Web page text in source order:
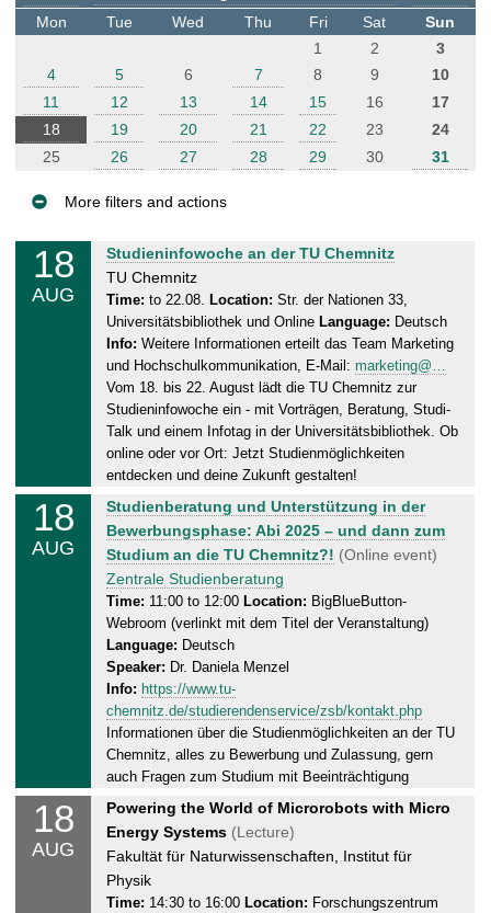
t
e
Mon
Tue Wed Thu Fri Sat
Sun
1
2
3
4
5 6 7 8 9
10
11
12 13 14 15 16
17
18
19 20 21 22 23
24
25
26 27 28 29 30 31
More filters and actions
18
AUG
M
o
n
d
a
y
.
8
.
2
0
2
5
Studieninfowoche an der TU Chemnitz
TU Chemnitz
Time: to 22.08. Location: Str. der Nationen 33,
Universitätsbibliothek und Online Language: Deutsch
Info: Weitere Informationen erteilt das Team Marketing
und Hochschulkommunikation, E-Mail: marketing@…
Vom 18. bis 22. August lädt die TU Chemnitz zur
Studieninfowoche ein - mit Vorträgen, Beratung, Studi-
Talk und einem Infotag in der Universitätsbibliothek. Ob
online oder vor Ort: Jetzt Studienmöglichkeiten
entdecken und deine Zukunft gestalten!
18
AUG
M
o
n
d
a
y
,
1
8
.
0
8
2
0
2
5
Studienberatung und Unterstützung in der
Bewerbungsphase: Abi 2025 – und dann zum
Studium an die TU Chemnitz?! (Online event)
Zentrale Studienberatung
Time: 11:00 to 12:00 Location: BigBlueButton-
Webroom (verlinkt mit dem Titel der Veranstaltung)
Language: Deutsch
Speaker: Dr. Daniela Menzel
Info: https://www.tu-
chemnitz.de/studierendenservice/zsb/kontakt.php
Informationen über die Studienmöglichkeiten an der TU
Chemnitz, alles zu Bewerbung und Zulassung, gern
auch Fragen zum Studium mit Beeinträchtigung
18
AUG
M
o
n
d
a
Powering the World of Microrobots with Micro
Energy Systems (Lecture)
Fakultät für Naturwissenschaften, Institut für
Physik
Time: 14:30 to 16:00 Location: Forschungszentrum